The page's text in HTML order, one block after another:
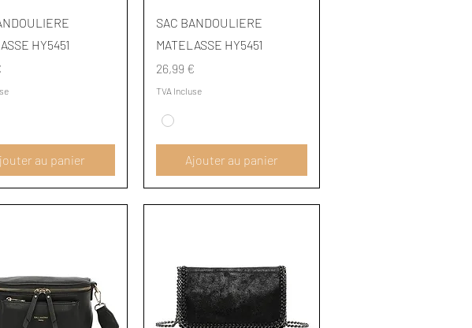
Aperçu rapide
HY5451
au panier
Aperçu rapide
SAC BANDOULIERE
MATELASSE HY5451
Prix
26,99 €
TVA Incluse
Ajouter au panier